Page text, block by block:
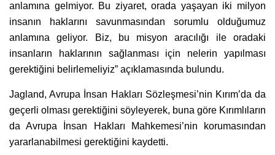
anlamına gelmiyor. Bu ziyaret, orada yaşayan iki milyon
insanın haklarını savunmasından sorumlu olduğumuz
anlamına geliyor. Biz, bu misyon aracılığı ile oradaki
insanların haklarının sağlanması için nelerin yapılması
gerektiğini belirlemeliyiz” açıklamasında bulundu.
Jagland, Avrupa İnsan Hakları Sözleşmesi’nin Kırım’da da
geçerli olması gerektiğini söyleyerek, buna göre Kırımlıların
da Avrupa İnsan Hakları Mahkemesi’nin korumasından
yararlanabilmesi gerektiğini kaydetti.